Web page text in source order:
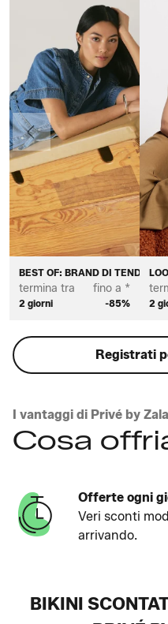
BEST OF: BRAND DI
termina tra
2 giorni
fino a *
-85% 2
Precedente
Registrati
I vantaggi di Privé by
Cosa
Offerte ogni
Veri sconti
arrivando.
BIKINI